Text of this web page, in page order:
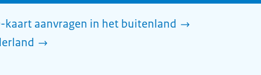
kaart aanvragen in het buitenland